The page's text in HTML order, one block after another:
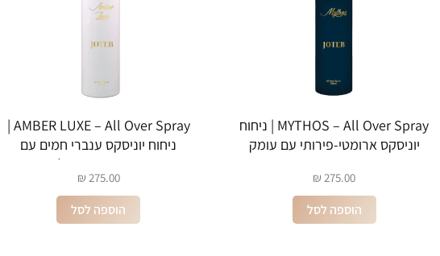
MYTHOS – All Over Spray | ניחוח
יוניסקס ארומטי-פירותי עם עומק
275.00
₪
הוספה לסל
AMBER LUXE – All Over Spray |
ניחוח יוניסקס ענברי חמים עם
אורכידיאה ווניל
275.00
₪
הוספה לסל